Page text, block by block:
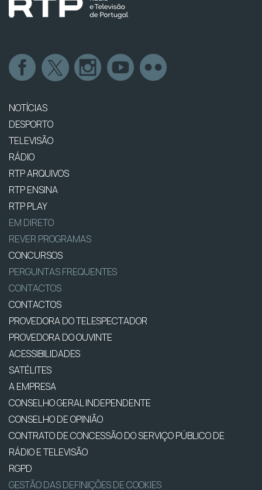
NOTÍCIAS
DESPORTO
TELEVISÃO
RÁDIO
RTP ARQUIVOS
RTP ENSINA
RTP PLAY
EM DIRETO
REVER PROGRAMAS
CONCURSOS
PERGUNTAS FREQUENTES
CONTACTOS
CONTACTOS
PROVEDORA DO TELESPECTADOR
PROVEDORA DO OUVINTE
ACESSIBILIDADES
SATÉLITES
A EMPRESA
CONSELHO GERAL INDEPENDENTE
CONSELHO DE OPINIÃO
CONTRATO DE CONCESSÃO DO SERVIÇO PÚBLICO DE
RÁDIO E TELEVISÃO
RGPD
GESTÃO DAS DEFINIÇÕES DE COOKIES